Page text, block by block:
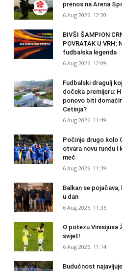
prenos na Arena
6 Aug 2026. 12:20
BIVŠI ŠAMPION
POVRATAK U VRH:
fudbalska legenda
6 Aug 2026. 12:09
Fudbalski dragulj
dočeka premijeru:
ponovo biti
Cetinja?
6 Aug 2026. 11:49
Počinje drugo kolo
otvara novu rundu i
meč
6 Aug 2026. 11:39
Balkan se
u dan
6 Aug 2026. 11:36
O potezu Vinisijusa
svijet!
6 Aug 2026. 11:14
Budućnost